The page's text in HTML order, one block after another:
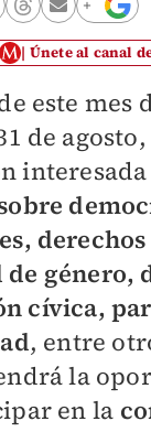
Únete al canal
este mes
de
género,
cívica,
, entre
la
en la